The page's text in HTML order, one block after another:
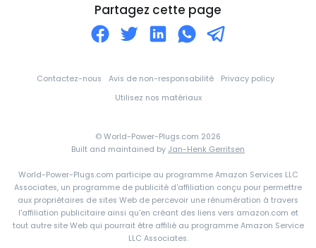
Croatie
Côte d'Ivoire
Danemark
Djibouti
Dominique
Partagez cette page
Contactez-nous Avis de non-responsabilité
Privacy policy
Utilisez nos matériaux
© World-Power-Plugs.com 2026
Built and maintained by Jan-Henk Gerritsen
World-Power-Plugs.com participe au programme Amazon Services LLC
Associates, un programme de publicité d'affiliation conçu pour permettre
aux propriétaires de sites Web de percevoir une rénumération à travers
l'affiliation publicitaire ainsi qu'en créant des liens vers amazon.com et
tout autre site Web qui pourrait être affilié au programme Amazon Service
LLC Associates.